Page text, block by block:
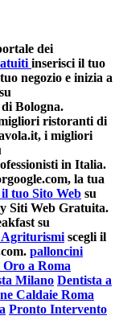
dei
inserisci il tuo
negozio e inizia a
su
Bologna.
ristoranti di
i migliori
in Italia.
la tua
il tuo Sito Web su
Siti Web Gratuita.
su
Agriturismiscegli il
palloncini
a Roma
Milano Dentista a
Caldaie Roma
Pronto Intervento